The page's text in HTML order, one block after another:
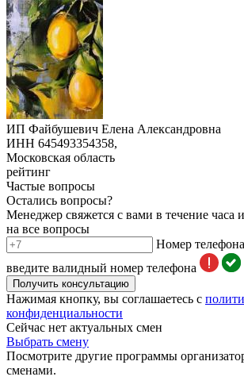
ИП Файбушевич Елена Александровна
ИНН 645493354358,
Московская область
рейтинг
Частые вопросы
Остались вопросы?
Менеджер свяжется с вами в течение часа
на все вопросы
Номер телефона
введите валидный номер телефона
Получить консультацию
Нажимая кнопку, вы соглашаетесь с
конфиденциальности
Сейчас нет актуальных смен
Выбрать смену
Посмотрите другие программы
сменами.